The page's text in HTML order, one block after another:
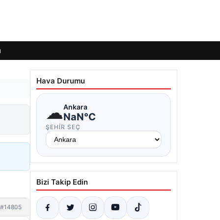
#14805
Hava Durumu
☁Ankara
NaN°C
ŞEHIR SEÇ
Bizi Takip Edin